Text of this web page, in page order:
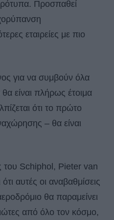
Προσπαθεί
εταιρείες με πιο
για να συμβούν όλα
είναι πλήρως έτοιμα
ότι το πρώτο
– θα είναι
Schiphol, Pieter van
αυτές οι αναβαθμίσεις
θα παραμείνει
από όλο τον κόσμο,